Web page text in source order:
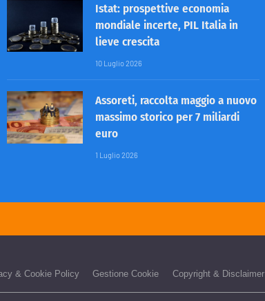
Istat: prospettive economia
mondiale incerte, PIL Italia in
lieve crescita
10 Luglio 2026
Assoreti, raccolta maggio a nuovo
massimo storico per 7 miliardi
euro
1 Luglio 2026
& Cookie Policy Gestione Cookie Copyright & Disclaimer